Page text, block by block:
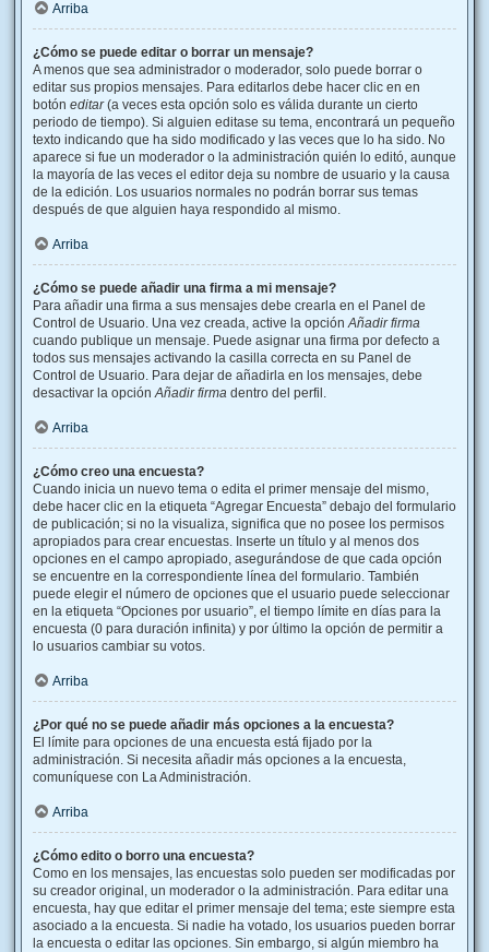
Arriba
¿Cómo se puede editar o borrar un mensaje?
A menos que sea administrador o moderador, solo puede borrar o
editar sus propios mensajes. Para editarlos debe hacer clic en en
botón editar(a veces esta opción solo es válida durante un cierto
periodo de tiempo). Si alguien editase su tema, encontrará un pequeño
texto indicando que ha sido modificado y las veces que lo ha sido. No
aparece si fue un moderador o la administración quién lo editó, aunque
la mayoría de las veces el editor deja su nombre de usuario y la causa
de la edición. Los usuarios normales no podrán borrar sus temas
después de que alguien haya respondido al mismo.
Arriba
¿Cómo se puede añadir una firma a mi mensaje?
Para añadir una firma a sus mensajes debe crearla en el Panel de
Control de Usuario. Una vez creada, active la opciónAñadir firma
cuando publique un mensaje. Puede asignar una firma por defecto a
todos sus mensajes activando la casilla correcta en su Panel de
Control de Usuario. Para dejar de añadirla en los mensajes, debe
desactivar la opciónAñadir firma dentro del perfil.
Arriba
¿Cómo creo una encuesta?
Cuando inicia un nuevo tema o edita el primer mensaje del mismo,
debe hacer clic en la etiqueta “Agregar Encuesta” debajo del formulario
de publicación; si no la visualiza, significa que no posee los permisos
apropiados para crear encuestas. Inserte un título y al menos dos
opciones en el campo apropiado, asegurándose de que cada opción
se encuentre en la correspondiente línea del formulario. También
puede elegir el número de opciones que el usuario puede seleccionar
en la etiqueta “Opciones por usuario”, el tiempo límite en días para la
encuesta (0 para duración infinita) y por último la opción de permitir a
lo usuarios cambiar su votos.
Arriba
¿Por qué no se puede añadir más opciones a la encuesta?
El límite para opciones de una encuesta está fijado por la
administración. Si necesita añadir más opciones a la encuesta,
comuníquese con La Administración.
Arriba
¿Cómo edito o borro una encuesta?
Como en los mensajes, las encuestas solo pueden ser modificadas por
su creador original, un moderador o la administración. Para editar una
encuesta, hay que editar el primer mensaje del tema; este siempre esta
asociado a la encuesta. Si nadie ha votado, los usuarios pueden borrar
la encuesta o editar las opciones. Sin embargo, si algún miembro ha